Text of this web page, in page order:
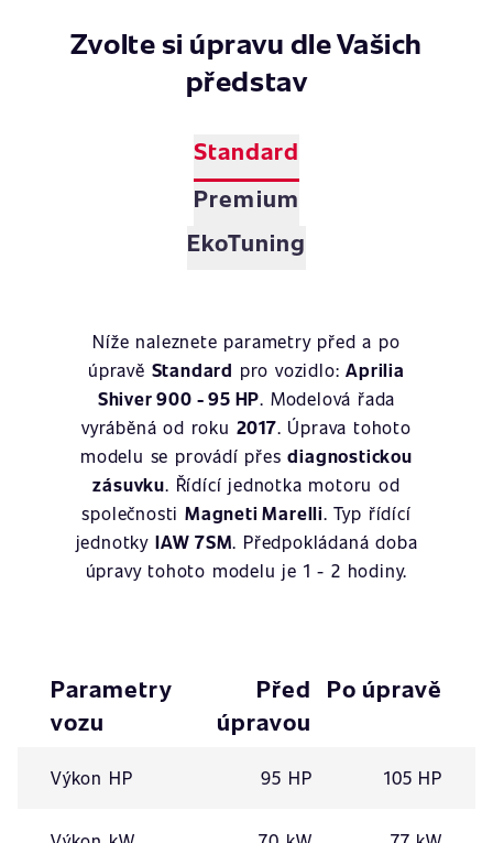
Zvolte si úpravu dle Vašich
představ
Standard
Premium
EkoTuning
Níže naleznete parametry před a po
úpravě Standard pro vozidlo:Aprilia
Shiver 900 - 95 HP. Modelová řada
vyráběná od roku 2017. Úprava tohoto
modelu se provádí přesdiagnostickou
zásuvku. Řídící jednotka motoru od
společnosti Magneti Marelli. Typ řídící
jednotky IAW 7SM. Předpokládaná doba
úpravy tohoto modelu je 1 - 2 hodiny.
Parametry
vozu
Před
úpravou
Po úpravě
Výkon HP 95 HP 105 HP